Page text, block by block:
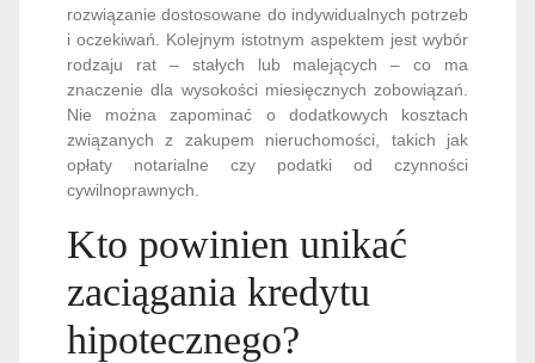
rozwiązanie dostosowane do indywidualnych potrzeb
i oczekiwań. Kolejnym istotnym aspektem jest wybór
rodzaju rat – stałych lub malejących – co ma
znaczenie dla wysokości miesięcznych zobowiązań.
Nie można zapominać o dodatkowych kosztach
związanych z zakupem nieruchomości, takich jak
opłaty notarialne czy podatki od czynności
cywilnoprawnych.
Kto powinien unikać
zaciągania kredytu
hipotecznego?